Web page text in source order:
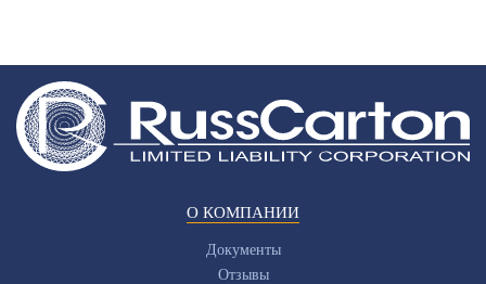
О КОМПАНИИ
Документы
Отзывы